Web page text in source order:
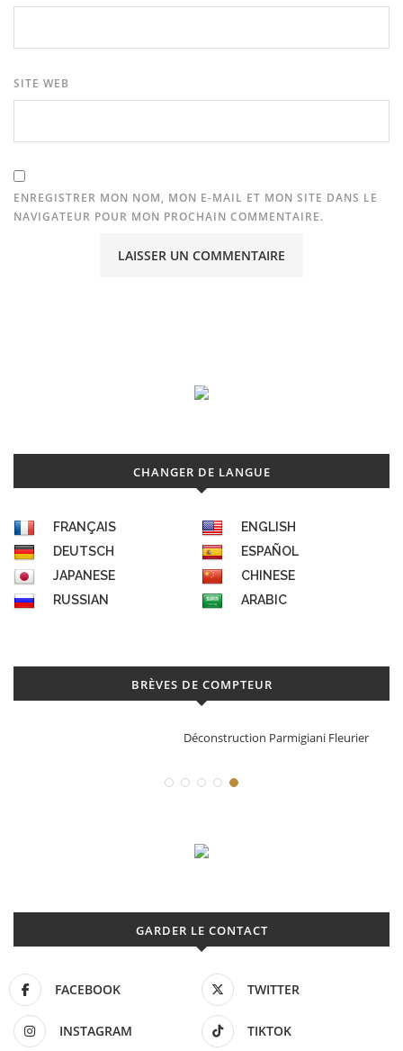
SITE WEB
ENREGISTRER MON NOM, MON E-MAIL ET MON SITE DANS LE
NAVIGATEUR POUR MON PROCHAIN COMMENTAIRE.
CHANGER DE LANGUE
FRANÇAIS
ENGLISH
DEUTSCH
ESPAÑOL
JAPANESE
CHINESE
RUSSIAN
ARABIC
BRÈVES DE COMPTEUR
Déconstruction Parmigiani Fleurier
GARDER LE CONTACT
FACEBOOK TWITTER
INSTAGRAM TIKTOK